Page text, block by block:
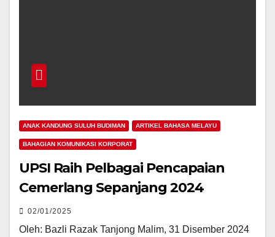
ANAK KANDUNG SULUH BUDIMAN ARTIKEL BAHASA MELAYU
BAHAGIAN KOMUNIKASI KORPORAT
UPSI Raih Pelbagai Pencapaian
Cemerlang Sepanjang 2024
02/01/2025
Oleh: Bazli Razak Tanjong Malim, 31 Disember 2024